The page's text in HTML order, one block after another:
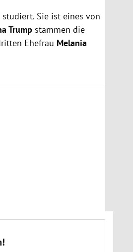
Sie ist eines von
Trump stammen die
Ehefrau Melania